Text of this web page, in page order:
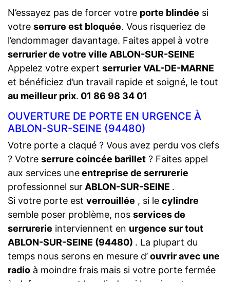
N’essayez pas de forcer votre porte blindée si
votre serrure est bloquée. Vous risqueriez de
l’endommager davantage. Faites appel à votre
serrurier de votre ville ABLON-SUR-SEINE
Appelez votre expert serrurier VAL-DE-MARNE
et bénéficiez d’un travail rapide et soigné, le tout
au meilleur prix. 01 86 98 34 01
OUVERTURE DE PORTE EN URGENCE À
ABLON-SUR-SEINE (94480)
Votre porte a claqué ? Vous avez perdu vos clefs
? Votre serrure coincée barillet ? Faites appel
aux services uneentreprise de serrurerie
professionnel sur ABLON-SUR-SEINE .
Si votre porte est verrouillée , si le cylindre
semble poser problème, nos services de
serrurerie interviennent en urgence sur tout
ABLON-SUR-SEINE (94480) . La plupart du
temps nous serons en mesure d’ouvrir avec une
radio à moindre frais mais si votre porte fermée